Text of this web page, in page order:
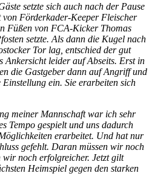
setzte sich auch nach der Pause
Förderkader-Keeper Fleischer
Füßen von FCA-Kicker Thomas
setzte. Als dann die Kugel nach
Tor lag, entschied der gut
Ankersicht leider auf Abseits. Erst in
die Gastgeber dann auf Angriff und
Einstellung ein. Sie erarbeiten sich
meiner Mannschaft war ich sehr
Tempo gespielt und uns dadurch
erarbeitet. Und hat nur
gefehlt. Daran müssen wir noch
noch erfolgreicher. Jetzt gilt
Heimspiel gegen den starken